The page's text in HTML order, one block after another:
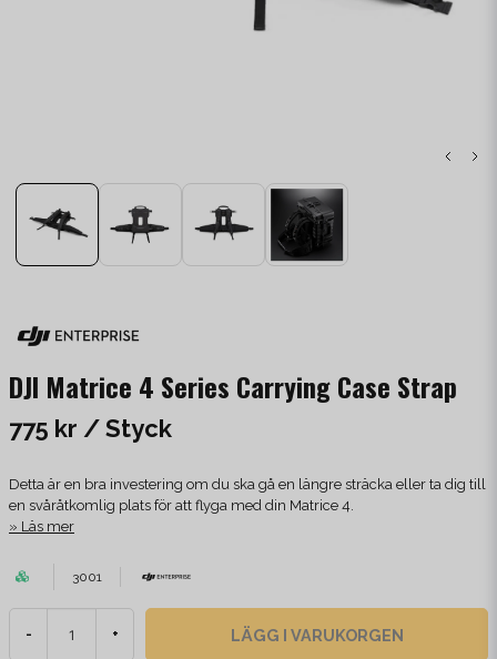
DJI Matrice 4 Series Carrying Case Strap
775 kr / Styck
Detta är en bra investering om du ska gå en längre sträcka eller ta dig till
en svåråtkomlig plats för att flyga med din Matrice 4.
Läs mer
3001
- + LÄGG I VARUKORGEN